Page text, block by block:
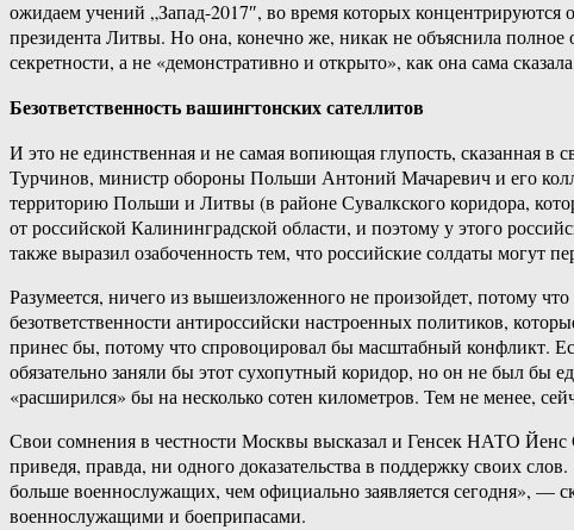
ожидаем учений „Запад-2017″, во время которых
президента Литвы. Но она, конечно же, никак не объяснила
секретности, а не «демонстративно и открыто», как она сама
Безответственность вашингтонских сателлитов
И это не единственная и не самая вопиющая глупость, сказанная
Турчинов, министр обороны Польши Антоний Мачаревич и его
территорию Польши и Литвы (в районе Сувалкского коридора,
от российской Калининградской области, и поэтому у этого
также выразил озабоченность тем, что российские солдаты могут
Разумеется, ничего из вышеизложенного не произойдет, потому
безответственности антироссийски настроенных политиков,
принес бы, потому что спровоцировал бы масштабный конфликт.
обязательно заняли бы этот сухопутный коридор, но он не был бы
«расширился» бы на несколько сотен километров. Тем не менее,
Свои сомнения в честности Москвы высказал и Генсек НАТО Йенс
приведя, правда, ни одного доказательства в поддержку своих
больше военнослужащих, чем официально заявляется сегодня», —
военнослужащими и боеприпасами.